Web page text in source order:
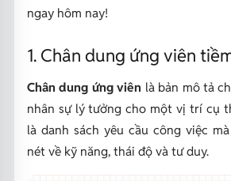
ngay hôm nay!
1. Chân dung ứng viên
Chân dung ứng viên là bản mô tả
nhân sự lý tưởng cho một vị trí cụ
là danh sách yêu cầu công việc
nét về kỹ năng, thái độ và tư duy.